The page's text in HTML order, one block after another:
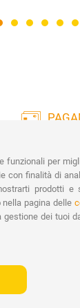
Carte di Credito,
per
con finalità di
prodotti
pagina delle
gestione dei tuoi